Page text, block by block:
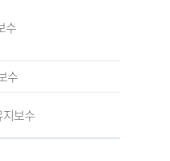
수
수
보수